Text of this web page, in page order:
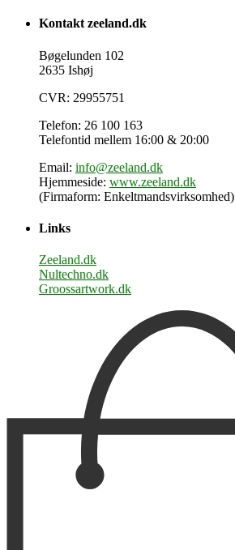
Kontakt zeeland.dk
Bøgelunden 102
2635 Ishøj
CVR: 29955751
Telefon: 26 100 163
Telefontid mellem 16:00 & 20:00
Email: info@zeeland.dk
Hjemmeside: www.zeeland.dk
(Firmaform: Enkeltmandsvirksomhed)
Links
Zeeland.dk
Nultechno.dk
Groossartwork.dk